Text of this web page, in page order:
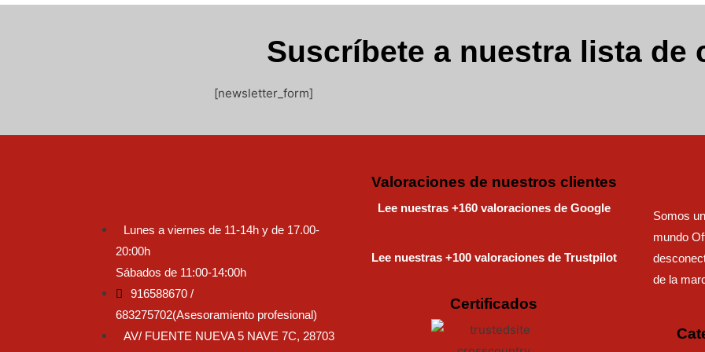
Suscríbete a nuestra lista de
[newsletter_form]
Lunes a viernes de 11-14h y de 17.00-
20:00h
Sábados de 11:00-14:00h
916588670 /
683275702(Asesoramiento profesional)
AV/ FUENTE NUEVA 5 NAVE 7C, 28703
Valoraciones de nuestros clientes
Lee nuestras +160 valoraciones de Google
Lee nuestras +100 valoraciones de Trustpilot
Certificados
Somos
mundo
de la